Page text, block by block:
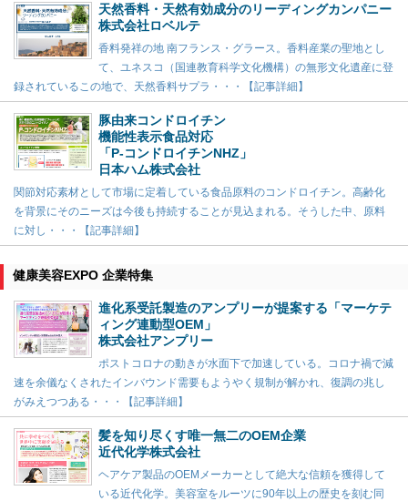
天然香料・天然有効成分のリーディングカンパニー
株式会社ロベルテ
香料発祥の地 南フランス・グラース。香料産業の聖地とし
て、ユネスコ（国連教育科学文化機構）の無形文化遺産に登
録されているこの地で、天然香料サプラ・・・【記事詳細】
豚由来コンドロイチン
機能性表示食品対応
「P-コンドロイチンNHZ」
日本ハム株式会社
関節対応素材として市場に定着している食品原料のコンドロイチン。高齢化
を背景にそのニーズは今後も持続することが見込まれる。そうした中、原料
に対し・・・【記事詳細】
健康美容EXPO 企業特集
進化系受託製造のアンプリーが提案する「マーケテ
ィング連動型OEM」
株式会社アンプリー
ポストコロナの動きが水面下で加速している。コロナ禍で減
速を余儀なくされたインバウンド需要もようやく規制が解かれ、復調の兆し
がみえつつある・・・【記事詳細】
髪を知り尽くす唯一無二のOEM企業
近代化学株式会社
ヘアケア製品のOEMメーカーとして絶大な信頼を獲得して
いる近代化学。美容室をルーツに90年以上の歴史を刻む同